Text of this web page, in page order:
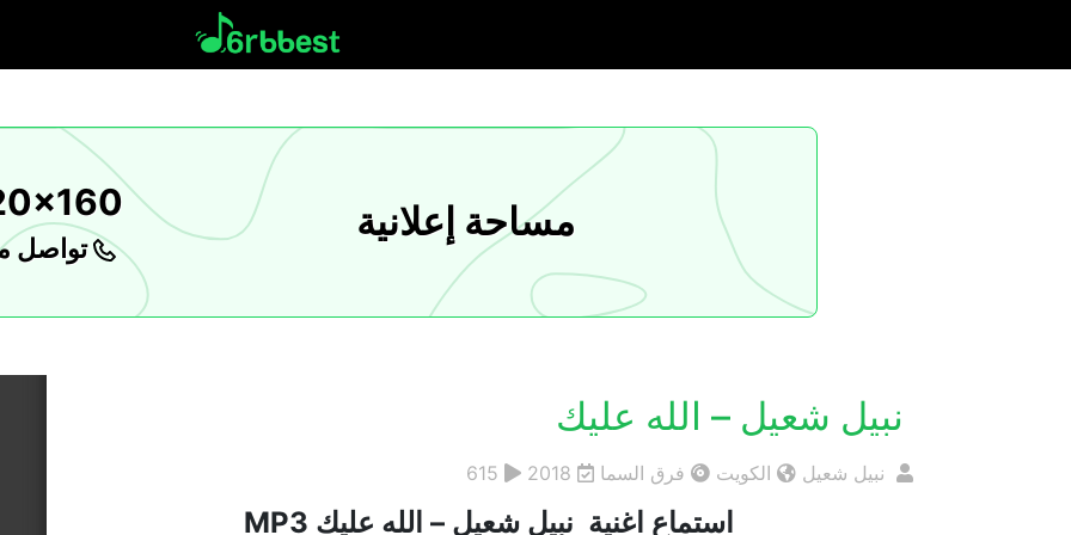
مساحة إعلانية
تواصل
نبيل شعيل – الله عليك
نبيل شعيل الكويت فرق السما 2018
استماع اغنية نبيل شعيل – الله عليك MP3